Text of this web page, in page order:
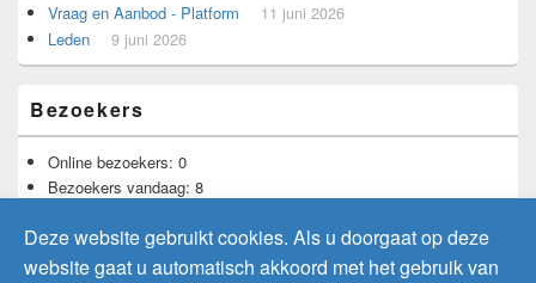
Vraag en Aanbod - Platform 11 juni 2026
Leden 9 juni 2026
Bezoekers
Online bezoekers: 0
Bezoekers vandaag: 8
Totaal aantal bezoekers:11.724
Deze website gebruikt cookies. Als u doorgaat op deze
website gaat u automatisch akkoord met het gebruik van